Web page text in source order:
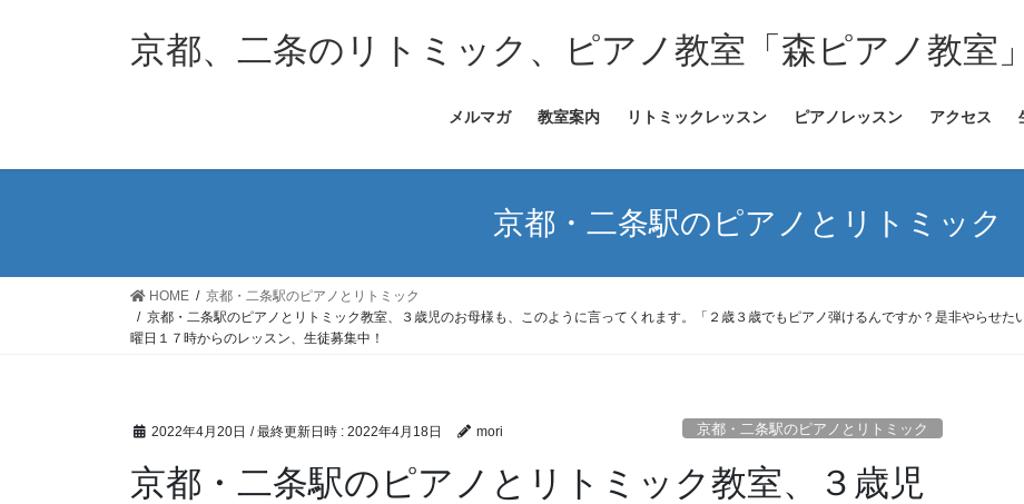
ス
ン
京都、二条のリトミック、ピアノ教室「森ピアノ教室」
メルマガ 教室案内 リトミックレッスン ピアノレッスン アクセス
京都・二条駅のピアノとリトミック
HOME
京都・二条駅のピアノとリトミック
京都・二条駅のピアノとリトミック教室、３歳児のお母様も、このように言ってくれます。「２歳３歳でもピアノ弾けるんですか？是非やらせ
曜日１７時からのレッスン、生徒募集中！
2022年4月20日 / 最終更新日時 : 2022年4月18日 mori 京都・二条駅のピアノとリトミック
京都・二条駅のピアノとリトミック教室、３歳児